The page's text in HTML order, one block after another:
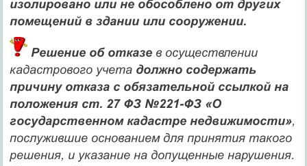
изолировано или не обособлено от других
помещений в здании или сооружении.
Решение об отказев осуществлении
кадастрового учета должно содержать
причину отказа с обязательной ссылкой на
положения ст. 27 ФЗ №221-ФЗ «О
государственном кадастре недвижимости»,
послужившие основанием для принятия такого
решения, и указание на допущенные нарушения.